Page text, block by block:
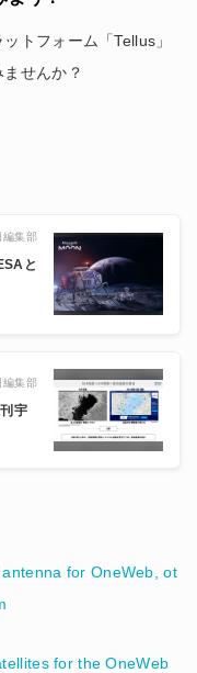
トフォーム「Tellus」
せんか？
編集部
と
編集部
宇
for OneWeb, ot
for the OneWeb